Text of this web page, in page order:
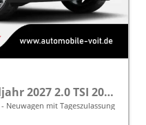
Selection Limited Modelljahr 2027 2.0 TSI 204 PS DSG 4x4 5 J. Garantie/AHK/NAVI/SHZ/KAMERA/LED frei konfigurierbar!
Neuwagen mit Tageszulassung